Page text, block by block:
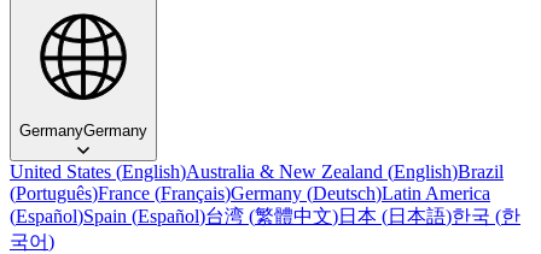
GermanyGermany
United States (English)Australia & New Zealand (English)Brazil
(Português)France (Français)Germany (Deutsch)Latin America
(Español)Spain (Español)台湾 (繁體中文)日本 (日本語)한국 (한
국어)